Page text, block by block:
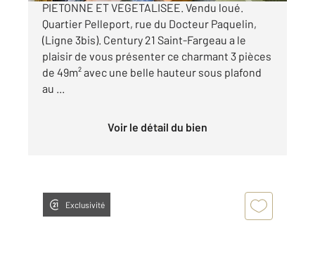
PIETONNE ET VEGETALISEE. Vendu loué.
Quartier Pelleport, rue du Docteur Paquelin,
(Ligne 3bis). Century 21 Saint-Fargeau a le
plaisir de vous présenter ce charmant 3 pièces
de 49m² avec une belle hauteur sous plafond
au ...
Voir le détail du bien
Exclusivité